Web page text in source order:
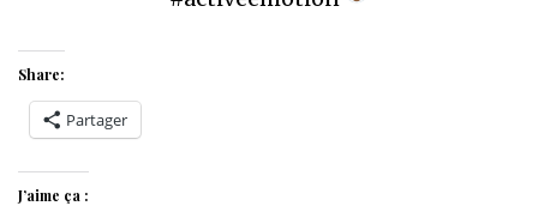
Share:
Partager
J’aime ça :